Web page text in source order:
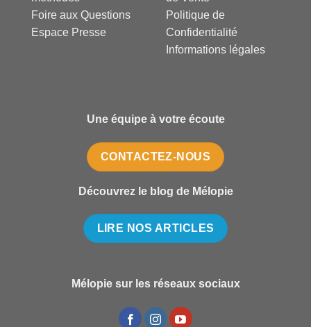
Foire aux Questions
Espace Presse
Politique de
Confidentialité
Informations légales
Une équipe à votre écoute
CONTACTEZ-NOUS
Découvrez le blog de Mélopie
LIRE NOS ARTICLES
Mélopie sur les réseaux sociaux